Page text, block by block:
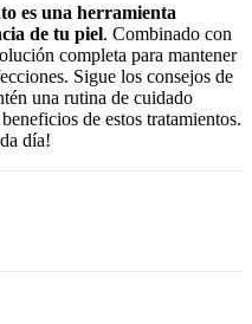
es una herramienta
de tu piel. Combinado con
completa para mantener
Sigue los consejos de
una rutina de cuidado
de estos tratamientos.
día!